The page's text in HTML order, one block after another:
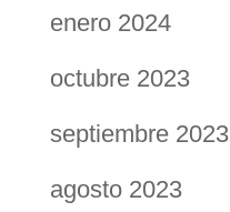
enero 2024
octubre 2023
septiembre 2023
agosto 2023